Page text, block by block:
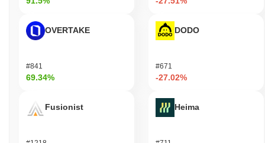
OVERTAKE
#841
69.34%
Fusionist
DODO
#671
-27.02%
Heima